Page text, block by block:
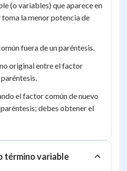
(o variables) que aparece en
la menor potencia de
fuera de un paréntesis.
original entre el factor
el factor común de nuevo
debes obtener el
término variable